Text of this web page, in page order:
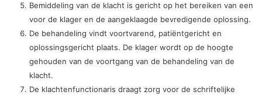
Bemiddeling van de klacht is gericht op het bereiken van een
voor de klager en de aangeklaagde bevredigende oplossing.
De behandeling vindt voortvarend, patiëntgericht en
oplossingsgericht plaats. De klager wordt op de hoogte
gehouden van de voortgang van de behandeling van de
klacht.
De klachtenfunctionaris draagt zorg voor de schriftelijke